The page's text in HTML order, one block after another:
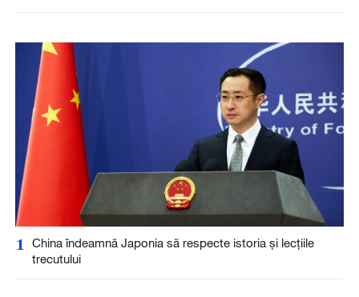
1
China îndeamnă Japonia să respecte istoria și lecțiile
trecutului